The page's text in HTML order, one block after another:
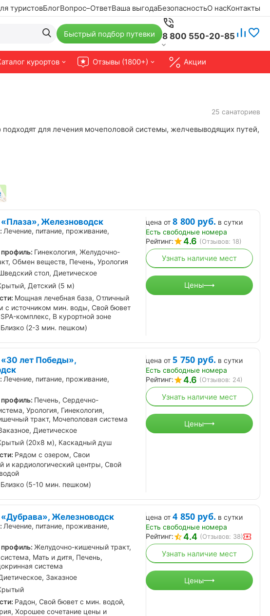
туристовБлогВопрос–ОтветВаша выгодаБезопасностьО насКонтакты
Быстрый подбор путевки 8 800 550-20-85
курортов Отзывы (1800+) Акции
25 санаториев
для лечения мочеполовой системы, желчевыводящих путей,
Железноводск
Лечение, питание, проживание,
Гинекология, Желудочно-
Обмен веществ, Печень, Урология
стол, Диетическое
Детский (5 м)
Мощная лечебная база, Отличный
с источником мин. воды, Свой бювет
комплекс, В курортной зоне
Близко (2-3 мин. пешком)
цена от 8 800 руб. в сутки
Есть свободные номера
Рейтинг:
4.6 (Отзывов: 18)
Узнать наличие мест
Цены
лет Победы»,
Лечение, питание, проживание,
Печень, Сердечно-
Урология, Гинекология,
тракт, Мочеполовая система
Диетическое
(20х8 м), Каскадный душ
Рядом с озером, Свои
и кардиологический центры, Свой
Близко (5-10 мин. пешком)
цена от 5 750 руб. в сутки
Есть свободные номера
Рейтинг:
4.6 (Отзывов: 24)
Узнать наличие мест
Цены
Железноводск
Лечение, питание, проживание,
Желудочно-кишечный тракт,
Мать и дитя, Печень,
система
Заказное
Радон, Свой бювет с мин. водой,
Хорошее сочетание цены и
цена от 4 850 руб. в сутки
Есть свободные номера
Рейтинг:
4.4 (Отзывов: 38)
Узнать наличие мест
Цены